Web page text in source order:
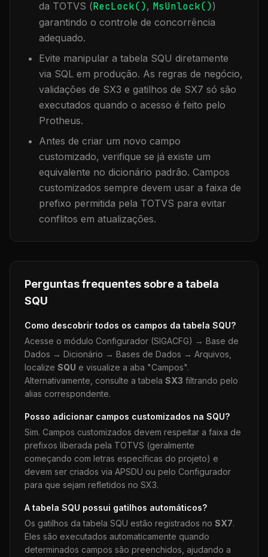
da TOTVS (RecLock(), MsUnlock())
garantindo o controle de concorrência
adequado.
Evite manipular a tabela SQU diretamente
via SQL em produção. As regras de negócio,
validações de SX3 e gatilhos de SX7 só são
executados quando o acesso é feito pelo
Protheus.
Antes de criar um novo campo
customizado, verifique se já existe um
equivalente no dicionário padrão. Campos
customizados sempre devem usar a faixa de
prefixo permitida pela TOTVS para evitar
conflitos em atualizações.
Perguntas frequentes sobre a tabela
SQU
Como descobrir todos os campos da tabela SQU?
Acesse o módulo Configurador (SIGACFG) → Base de
Dados → Dicionário → Bases de Dados → Arquivos,
localize SQU e visualize a aba "Campos".
Alternativamente, consulte a tabela SX3 filtrando pelo
alias correspondente.
Posso adicionar campos customizados na SQU?
Sim. Campos customizados devem respeitar a faixa de
prefixos liberada pela TOTVS (geralmente
começando com letras específicas do projeto) e
devem ser criados via APSDU ou pelo Configurador
para que sejam refletidos no SX3.
A tabela SQU possui gatilhos automáticos?
Os gatilhos da tabela SQU estão registrados no SX7.
Eles são executados automaticamente quando
determinados campos são preenchidos, ajudando a